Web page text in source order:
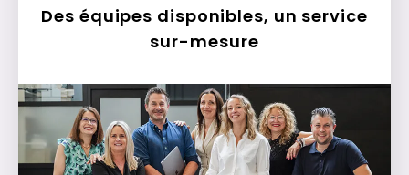
Des équipes disponibles, un service
sur-mesure